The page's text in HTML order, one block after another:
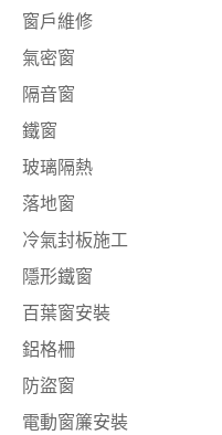
窗戶維修
氣密窗
隔音窗
鐵窗
玻璃隔熱
落地窗
冷氣封板施工
隱形鐵窗
百葉窗安裝
鋁格柵
防盜窗
電動窗簾安裝